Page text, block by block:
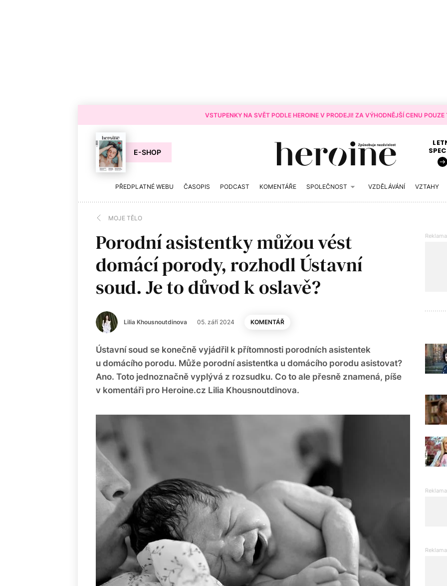
VSTUPENKY NA SVĚT PODLE HEROINE V PRODEJI! ZA VÝHODNĚJŠÍ CENU
E-SHOP
PŘEDPLATNÉ WEBU ČASOPIS PODCAST KOMENTÁŘE SPOLEČNOST VZDĚLÁVÁNÍ VZTAHY
MOJE TĚLO
Porodní asistentky můžou vést
domácí porody, rozhodl Ústavní
soud. Je to důvod k oslavě?
Lilia Khousnoutdinova 05. září 2024 KOMENTÁŘ
Ústavní soud se konečně vyjádřil k přítomnosti porodních asistentek
u domácího porodu. Může porodní asistentka u domácího porodu asistovat?
Ano. Toto jednoznačně vyplývá z rozsudku. Co to ale přesně znamená, píše
v komentáři pro Heroine.cz Lilia Khousnoutdinova.